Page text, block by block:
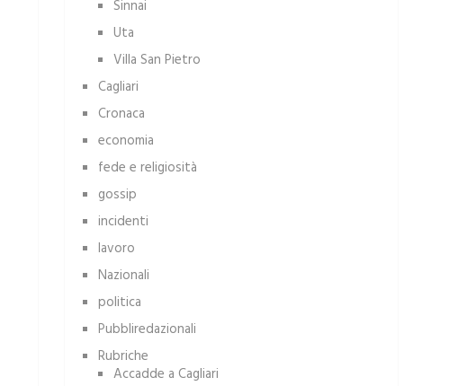
Sinnai
Uta
Villa San Pietro
Cagliari
Cronaca
economia
fede e religiosità
gossip
incidenti
lavoro
Nazionali
politica
Pubbliredazionali
Rubriche
Accadde a Cagliari